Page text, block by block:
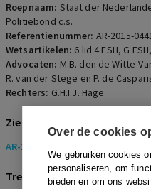
Over de cookies
We gebruiken cookies
personaliseren, om
bieden en om ons
Roepnaam: Staat der
Politiebond c.s.
Referentienummer: AR-2015-
Wetsartikelen: 6 lid 4 ESH, G ESH,
Advocaten: M.B. den de Witte-
R. van der Stege en P. de
Rechters: G.H.I.J. Hage
Zie ook
AR-2015-0357
Trefwoorden